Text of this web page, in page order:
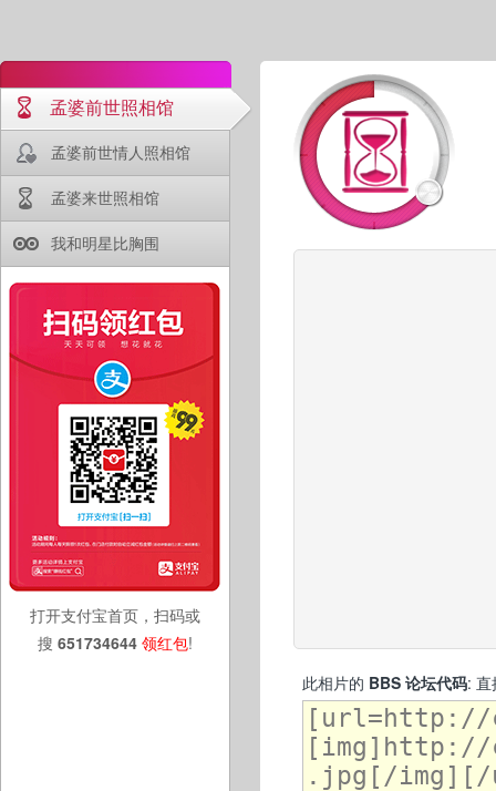
孟婆前世照相馆
孟婆前世情人照相馆
孟婆来世照相馆
我和明星比胸围
打开支付宝首页，扫码或
搜 651734644 领红包!
此相片的 BBS 论坛代码: 直